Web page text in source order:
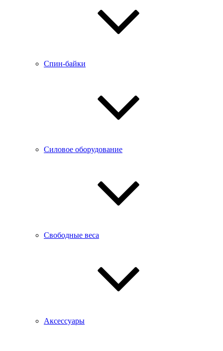
Спин-байки
Силовое оборудование
Свободные веса
Аксессуары